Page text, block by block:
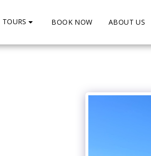
TOURS BOOK NOW ABOUT US